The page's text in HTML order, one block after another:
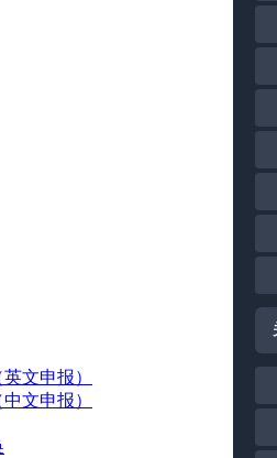
文申报）
文申报）